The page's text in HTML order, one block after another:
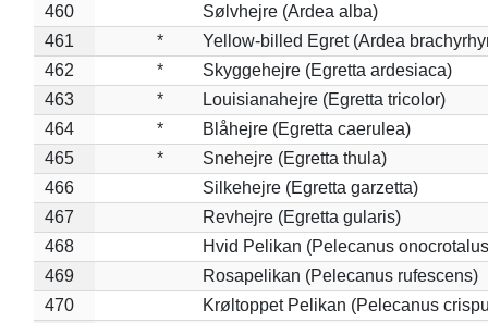
460
Sølvhejre (Ardea alba)
461
*
Yellow-billed Egret (Ardea
462
*
Skyggehejre (Egretta ardesiaca)
463
*
Louisianahejre (Egretta tricolor)
464
*
Blåhejre (Egretta caerulea)
465
*
Snehejre (Egretta thula)
466
Silkehejre (Egretta garzetta)
467
Revhejre (Egretta gularis)
468
Hvid Pelikan (Pelecanus
469
Rosapelikan (Pelecanus rufescens)
470
Krøltoppet Pelikan (Pelecanus